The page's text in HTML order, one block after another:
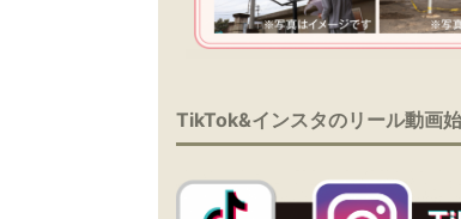
TikTok&インスタのリール動画